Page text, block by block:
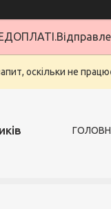
оскільки не